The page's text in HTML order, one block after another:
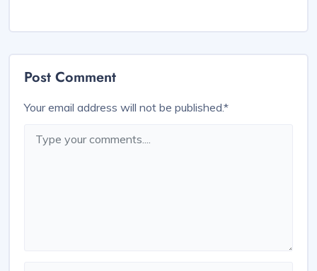
Post Comment
Your email address will not be published.*